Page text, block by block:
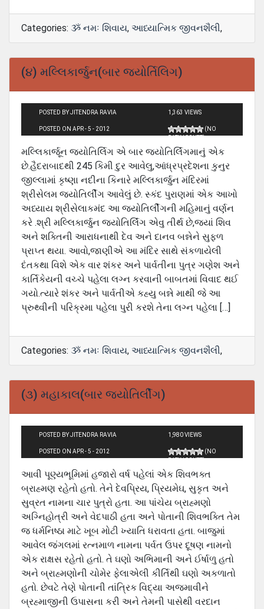
Categories: ૐ નમઃ શિવાય, આધ્યાત્મિક જીવનશૈલી,
(૪) મલ્લિકાર્જુન(બાર જયોર્તિલિગ)
POSTED BY JITENDRA RAVIA
POSTED ON APR - 5 - 2012
1,363 VIEWS
(NO
RATINGS YET)
મલ્લિકાર્જૂન જ્યોતિર્લિગ એ બાર જ્યોતિર્લિંગમાનું એક
છે.હૈદરાબાદથી 245 કિમી દુર આવેલુ,આંધ્રપ્રદેશના કુનુર
જીલ્લામાં કૃષ્ણા નદીના કિનારે મલ્લિકાર્જુન મંદિરમાં
શ્રીસેલમ જ્યોતિર્લીંગ આવેલું છે. સ્કંદ પુરાણમાં એક આખો
અધ્યાય શ્રીસેલાકમંદ આ જ્યોતિર્લીંગની મહિમાનું વર્ણન
કરે .શ્રી મલ્લિકાર્જુન જ્યોતિર્લિંગ એવુ તીર્થ છે,જ્યાં શિવ
અને શક્તિની આરાધનાથી દેવ અને દાનવ બન્નેને સુફળ
પ્રાપ્ત થયા. આવો,જાણીએ આ મંદિર સાથે સંકળાયેલી
દંતકથા વિશે એક વાર શંકર અને પાર્વતીના પુત્ર ગણેશ અને
કાર્તિકેયની વચ્ચે પહેલા લગ્ન કરવાની બાબતમાં વિવાદ થઈ
ગયો.ત્યારે શંકર અને પાર્વતીએ કહ્યુ બન્ને માથી જે આ
પ્રુથ્વીની પરિક્રમા પહેલા પુરી કરશે તેના લગ્ન પહેલા […]
Categories: ૐ નમઃ શિવાય, આધ્યાત્મિક જીવનશૈલી,
(૩) મહાકાલ(બાર જ્યોતિર્લીંગ)
POSTED BY JITENDRA RAVIA
POSTED ON APR - 5 - 2012
1,980 VIEWS
(NO
RATINGS YET)
આવી પૂણ્યભૂમિમાં હજારો વર્ષ પહેલાં એક શિવભક્ત
બ્રાહ્મણ રહેતો હતો. તેને દેવપ્રિય, પ્રિયમેઘ, સુકૃત અને
સુવ્રત નામના ચાર પુત્રો હતા. આ પાંચેય બ્રાહ્મણો
અગ્નિહોત્રી અને વેદપાઠી હતા અને પોતાની શિવભક્તિ તેમ
જ ધ‍ર્મનિષ્‍ઠા માટે ખૂબ મોટી ખ્યાતિ ધરાવતા હતા. બાજુમાં
આવેલ જંગલમાં રત્નમાળ નામના પર્વત ઉપર દૂષણ નામનો
એક રાક્ષસ રહેતો હતો. તે ઘણો અભિમાની અને ઈર્ષાળુ હતો
અને બ્રાહ્મણોની ચોમેર ફેલાએલી ‍કીર્તિથી ઘણો અકળાતો
હતો. છેવટે તેણે પોતાની તાંત્રિક વિદ્યા અજમાવીને
બ્રહ્માજીની ઉપાસના કરી અને તેમની પાસેથી વરદાન